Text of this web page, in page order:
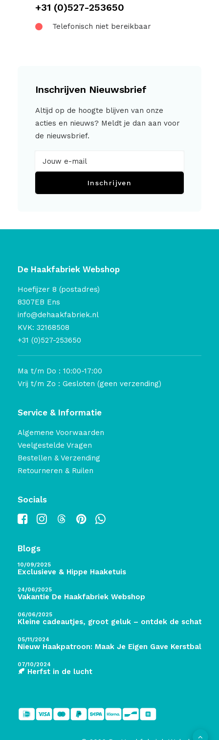
+31 (0)527-253650
Telefonisch niet bereikbaar
Inschrijven Nieuwsbrief
Altijd op de hoogte blijven van onze
acties en nieuws? Meldt je dan aan voor
de nieuwsbrief.
Inschrijven
De Haakfabriek Webshop
Hoefijzer 8 (postadres)
8307EB Ens
info@dehaakfabriek.nl
KVK: 32168508
+31 (0)527-253650
Ma t/m Do : 10:00-17:00
Vrij t/m Zo : Gesloten (geen verzending)
Service & Informatie
Algemene Voorwaarden
Veelgestelde Vragen
Bestellen & Verzending
Retourneren & Ruilen
Socials
Blogs
10/09/2025
Exclusieve & Hippe Haaketuis
24/06/2025
Vakantie De Haakfabriek Webshop
06/06/2025
Kleine cadeautjes, groot geluk – ontdek de schatten
05/11/2024
Nieuw Haakpatroon: Maak Je Eigen Gave Kerstballen!
07/10/2024
🍂 Herfst in de lucht